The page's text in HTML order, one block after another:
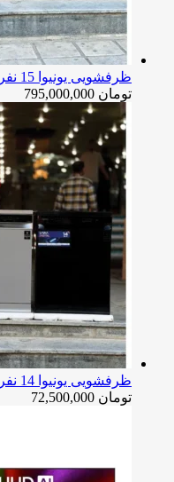
ظرفشویی یونیوا 15 نفره تمام لمس لونکس مدل D1502
تومان
ظرفشویی یونیوا 14 نفره گلدکس تمام لمس مدل D1401
تومان